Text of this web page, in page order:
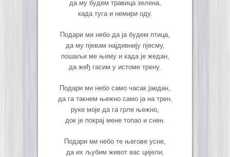
да му будем травица зелена,
када туга и немири оду.
Подари ми небо да ја будем птица,
да му пјевам најдивнију пјесму,
пошаљи ме њему и када је жедан,
да жеђ гасим у истоме трену.
Подари ми небо само часак јаедан,
да га такнем њежно само ја на трен,
руке моје да га грле њежно,
док је покрај мене топао и снен.
Подари ми небо те његове усне,
да их љубим живот вас цијели,